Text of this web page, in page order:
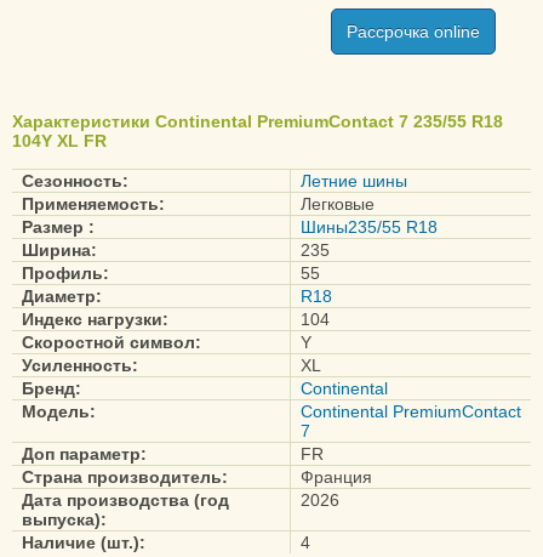
VanContact Winter
VikingContact 7
WinterContact TS 860
WinterContact TS 860S
WinterContact TS 870
WinterContact TS 870P
Conti4x4Contact
ContiCrossContact LX2
ContiCrossContact LX20
ContiCrossContact UHP
ContiEcoContact 3
ContiEcoContact 5
ContiEcoContact EP
Рассрочка online
Характеристики Continental PremiumContact 7 235/55 R18
104Y XL FR
Сезонность:
Летние шины
Применяемость:
Легковые
Размер :
Шины235/55 R18
Ширина:
235
Профиль:
55
Диаметр:
R18
Индекс нагрузки:
104
Скоростной символ:
Y
Усиленность:
XL
Бренд:
Continental
Модель:
Continental PremiumContact
7
Доп параметр:
FR
Страна производитель:
Франция
Дата производства (год
выпуска):
2026
Наличие (шт.): 4